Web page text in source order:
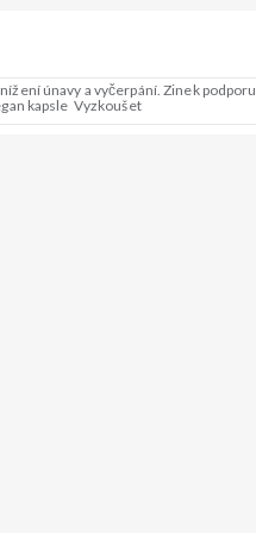
únavy a vyčerpání. Zinek
kapsle Vyzkoušet